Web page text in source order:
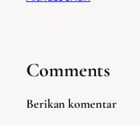
Comments
Berikan komentar